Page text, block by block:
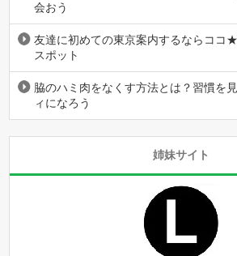
会おう
友達に初めての東京案内するならココ
スポット
脇のハミ肉をなくす方法とは？習慣を
ィになろう
姉妹サイト